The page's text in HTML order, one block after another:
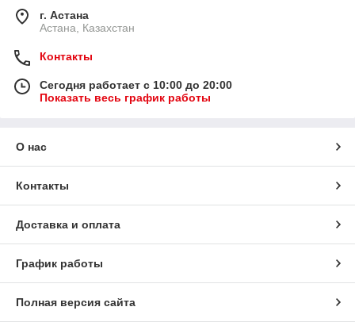
г. Астана
Астана, Казахстан
Контакты
Сегодня работает с 10:00 до 20:00
Показать весь график работы
О нас
Контакты
Доставка и оплата
График работы
Полная версия сайта